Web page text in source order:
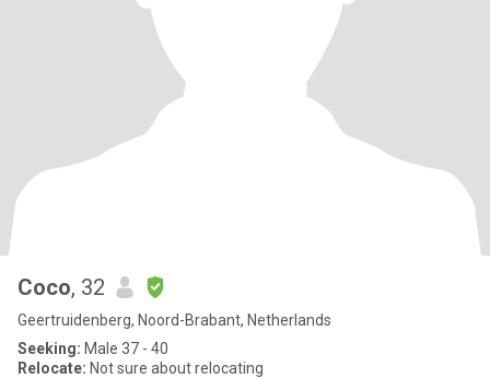
Coco, 32
Geertruidenberg, Noord-Brabant, Netherlands
Seeking: Male 37 - 40
Relocate: Not sure about relocating